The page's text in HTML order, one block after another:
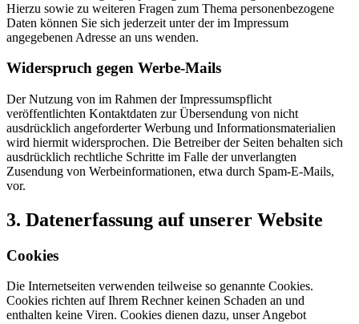
Hierzu sowie zu weiteren Fragen zum Thema personenbezogene
Daten können Sie sich jederzeit unter der im Impressum
angegebenen Adresse an uns wenden.
Widerspruch gegen Werbe-Mails
Der Nutzung von im Rahmen der Impressumspflicht
veröffentlichten Kontaktdaten zur Übersendung von nicht
ausdrücklich angeforderter Werbung und Informationsmaterialien
wird hiermit widersprochen. Die Betreiber der Seiten behalten sich
ausdrücklich rechtliche Schritte im Falle der unverlangten
Zusendung von Werbeinformationen, etwa durch Spam-E-Mails,
vor.
3. Datenerfassung auf unserer Website
Cookies
Die Internetseiten verwenden teilweise so genannte Cookies.
Cookies richten auf Ihrem Rechner keinen Schaden an und
enthalten keine Viren. Cookies dienen dazu, unser Angebot